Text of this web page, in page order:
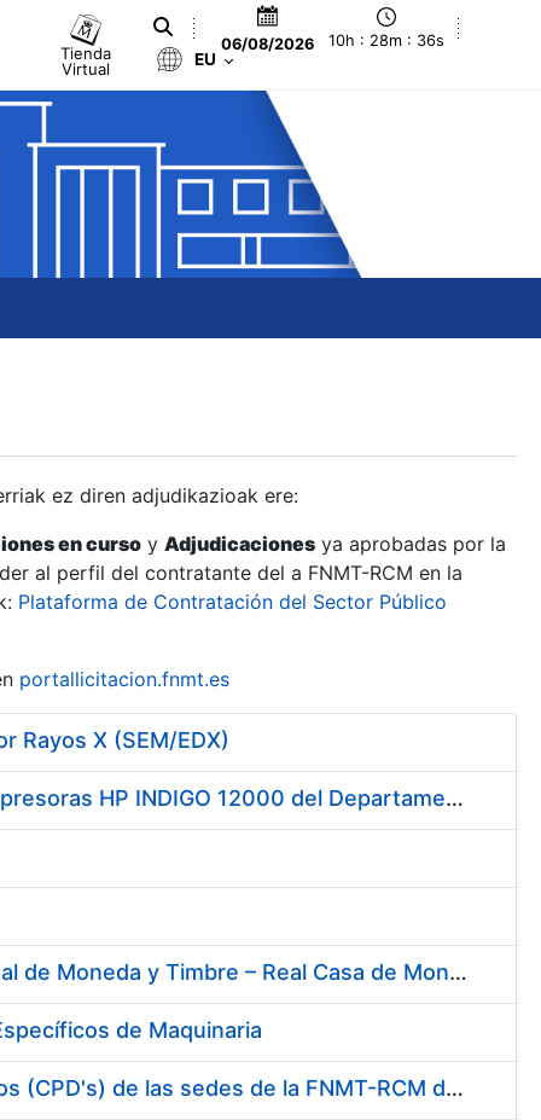
Tienda
Virtual
06/08/2026 10h : 28m : 37s
EU
ez diren adjudikazioak ere:
en curso y Adjudicaciones ya aprobadas por la
al perfil del contratante del a FNMT-RCM en la
Plataforma de Contratación del Sector Público
portallicitacion.fnmt.es
Rayos X (SEM/EDX)
Servicio de Mantenimiento y Asistencia Técnica Integral de las Impresoras HP INDIGO 12000 del Departamento de Timbre y serie III HP 7900 Departamento de Imprenta/Tarjetas en su sede de Madrid
Contratación del Suministro de Gas Natural para la Fábrica Nacional de Moneda y Timbre – Real Casa de Moneda, en sus centros de trabajo de Madrid y Burgos
de Maquinaria
Conexión mediante fibra óptica de los centros de proceso de datos (CPD's) de las sedes de la FNMT-RCM de Burgos y Madrid